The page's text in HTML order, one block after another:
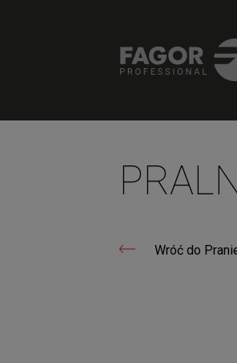
Wróć do